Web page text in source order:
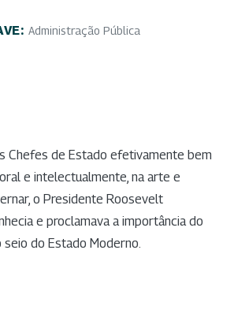
Administração Pública
Chefes de Estado efetivamente bem
e intelectualmente, na arte e
o Presidente Roosevelt
e proclamava a importância do
do Estado Moderno.